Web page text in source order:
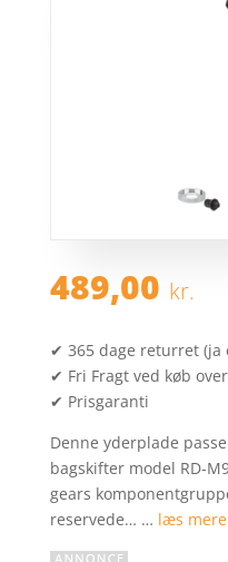
489,00 kr.
✔ 365 dage returret (ja
✔ Fri Fragt ved køb
✔ Prisgaranti
Denne yderplade
bagskifter model RD-
gears
reservede… … læs